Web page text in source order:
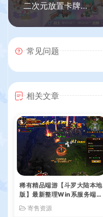
二次元放置卡牌养成手游【精灵决斗王/超萌陆战队内购版】最新整理单机一键即玩镜像端+Linux手工服务端+安卓+CDK授权后台+详细搭建教程+视频教程+全套源码
常见问题
相关文章
稀有精品端游【斗罗大陆本地
版】最新整理Win系服务端+
权后台+管理后台+详细搭建
寄售资源